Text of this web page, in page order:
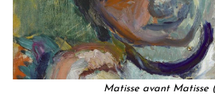
Matisse avant Matisse